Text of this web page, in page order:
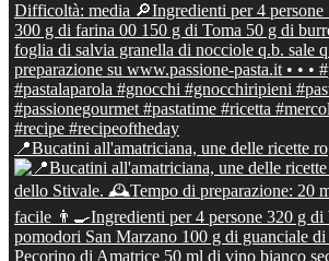
📍Bucatini all'amatriciana, une delle ricette ro